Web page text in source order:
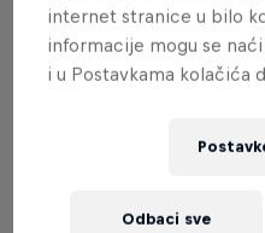
Nakon zajedničkog
studenti u istom
Summer edicije,
internet stranice u bilo
informacije mogu se naći
i u Postavkama kolačića
Odbaci sve